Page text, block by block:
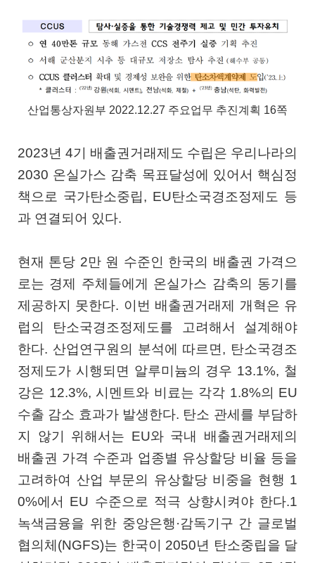
산업통상자원부 2022.12.27 주요업무 추진계획 16쪽
2023년 4기 배출권거래제도 수립은 우리나라의
2030 온실가스 감축 목표달성에 있어서 핵심정
책으로 국가탄소중립, EU탄소국경조정제도 등
과 연결되어 있다.
현재 톤당 2만 원 수준인 한국의 배출권 가격으
로는 경제 주체들에게 온실가스 감축의 동기를
제공하지 못한다. 이번 배출권거래제 개혁은 유
럽의 탄소국경조정제도를 고려해서 설계해야
한다. 산업연구원의 분석에 따르면, 탄소국경조
정제도가 시행되면 알루미늄의 경우 13.1%, 철
강은 12.3%, 시멘트와 비료는 각각 1.8%의 EU
수출 감소 효과가 발생한다. 탄소 관세를 부담하
지 않기 위해서는 EU와 국내 배출권거래제의
배출권 가격 수준과 업종별 유상할당 비율 등을
고려하여 산업 부문의 유상할당 비중을 현행 1
0%에서 EU 수준으로 적극 상향시켜야 한다.1
녹색금융을 위한 중앙은행·감독기구 간 글로벌
협의체(NGFS)는 한국이 2050년 탄소중립을 달